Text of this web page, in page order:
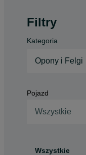
Filtry
Kategoria
Opony i Felgi
Pojazd
Wszystkie
Wszystkie